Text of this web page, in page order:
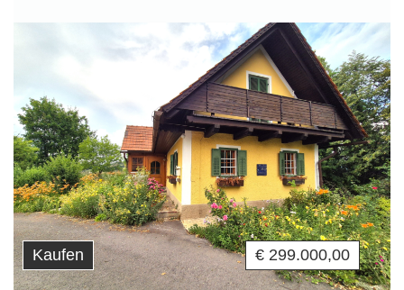
Kaufen € 299.000,00